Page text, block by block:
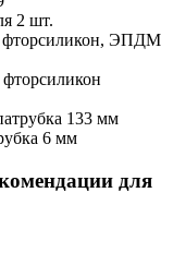
2 шт.
фторсиликон, ЭПДМ
133 мм
6 мм
для